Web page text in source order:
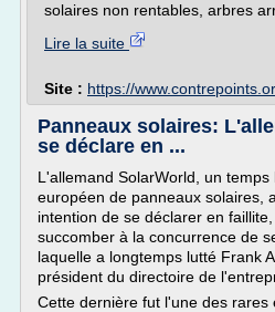
solaires non rentables, arbres
Lire la suite
Site : https://
Panneaux solaires:
se déclare en ...
L'allemand SolarWorld, un
européen de panneaux solaires,
intention de se déclarer en
succomber à la concurrence de
laquelle a longtemps lutté Frank
président du directoire de
Cette dernière fut l'une des rares